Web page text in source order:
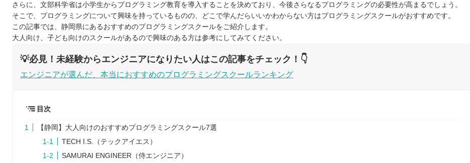
さらに、文部科学省は小学生からプログラミング教育を導入することを決めており、今後さらなるプログラミングの必要性が高まるでしょう。
そこで、プログラミングについて興味を持っているものの、どこで学んだらいいかわからない方はプログラミングスクールがおすすめです。
この記事では、静岡県にあるおすすめのプログラミングスクールをご紹介します。
大人向け、子ども向けのスクールがあるので興味のある方は参考にしてみてください。
💡必見！未経験からエンジニアになりたい人はこの記事をチェック！👇
エンジニアが選んだ、本当におすすめのプログラミングスクールランキング
目次
【静岡】大人向けのおすすめプログラミングスクール7選
TECH I.S.（テックアイエス）
SAMURAI ENGINEER（侍エンジニア）